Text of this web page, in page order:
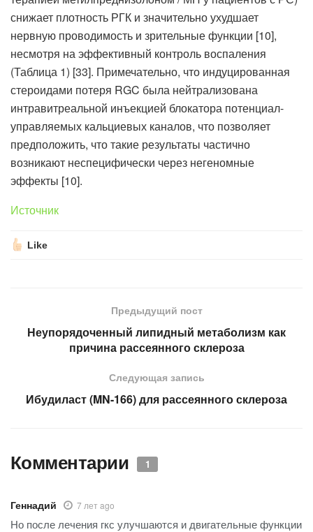
снижает плотность РГК и значительно ухудшает
нервную проводимость и зрительные функции [10],
несмотря на эффективный контроль воспаления
(Таблица 1) [33]. Примечательно, что индуцированная
стероидами потеря RGC была нейтрализована
интравитреальной инъекцией блокатора потенциал-
управляемых кальциевых каналов, что позволяет
предположить, что такие результаты частично
возникают неспецифически через негеномные
эффекты [10].
Источник
Like
Предыдущий пост
Неупорядоченный липидный метаболизм как
причина рассеянного склероза
Следующая запись
Ибудиласт (MN-166) для рассеянного склероза
Комментарии 1
Геннадий 7 лет ago
Но после лечения гкс улучшаются и двигательные функции